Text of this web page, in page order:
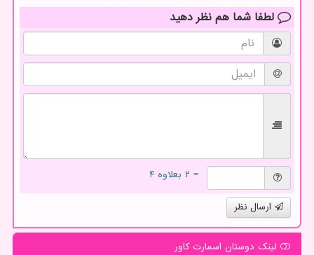
لطفا شما هم نظر دهید
= ۲ بعلاوه ۴
ارسال نظر
لینک دوستان اسمارت كاور